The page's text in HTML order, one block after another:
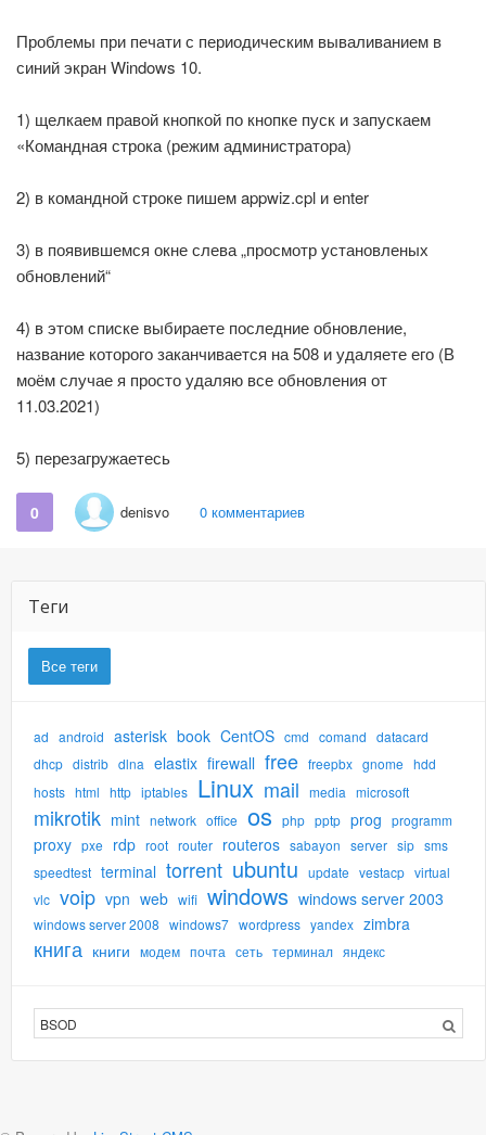
Проблемы при печати с периодическим вываливанием в
синий экран Windows 10.
1) щелкаем правой кнопкой по кнопке пуск и запускаем
«Командная строка (режим администратора)
2) в командной строке пишем appwiz.cpl и enter
3) в появившемся окне слева „просмотр установленых
обновлений“
4) в этом списке выбираете последние обновление,
название которого заканчивается на 508 и удаляете его (В
моём случае я просто удаляю все обновления от
11.03.2021)
5) перезагружаетесь
0 denisvo 0 комментариев
Теги
Все теги
ad android asterisk book CentOS cmd comand datacard
dhcp distrib dlna elastix firewall free freepbx gnome hdd
hosts html http iptables Linux mail media microsoft
mikrotik mint network office os php pptp prog programm
proxy pxe rdp root router routeros sabayon server sip sms
speedtest terminal torrent ubuntu update vestacp virtual
vlc voip vpn web wifi windows windows server 2003
windows server 2008 windows7 wordpress yandex zimbra
книга книги модем почта сеть терминал яндекс